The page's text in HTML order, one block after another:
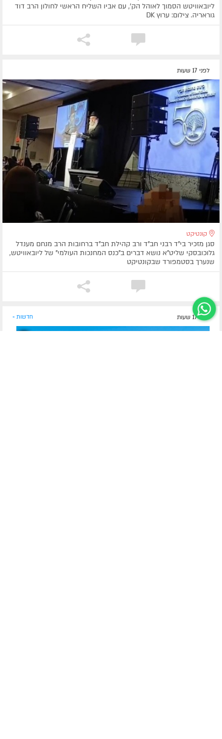
ליובאוויטש הסמוך לאוהל הק', עם אביו השליח הראשי לחולון הרב דוד
גוראריה. צילום: ערוץ DK
לפני 17 שעות
קונטיקט
סגן מזכיר בי"ד רבני חב"ד ורב קהילת חב"ד ברחובות הרב מנחם מענדל
גלוכובסקי שליט"א נושא דברים ב"כנס המחנכות העולמי" של ליובאוויטש,
שנערך בסטמפורד שבקונטיקט
לפני 17 שעות חדשות »